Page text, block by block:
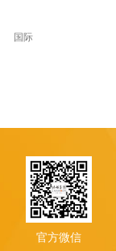
国际
官方微信